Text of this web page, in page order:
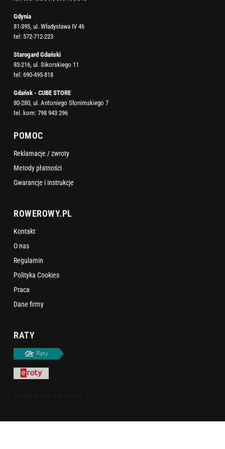
Gdynia
81-395, ul. Władysława IV 46
tel: 572-712-223
Starogard Gdański
83-216, ul. Sikorskiego 11
tel: 690-495-818
Gdańsk - CUBE STORE
80-280, ul. Antoniego Słonimskiego 7
tel. kom: 798 943 296
POMOC
Reklamacje / zwroty
Metody płatności
Gwarancje i instrukcje
ROWEROWY.PL
Kontakt
O nas
Regulamin
Polityka Cookies
Praca
Dane firmy
RATY